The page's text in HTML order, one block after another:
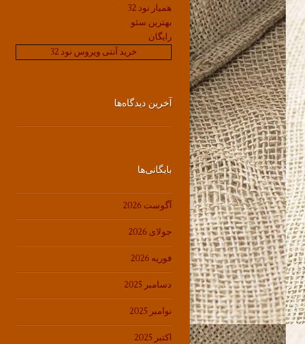
همیار نود 32
بهترین سئو
رایگان
خرید آنتی ویروس نود 32
آخرین دیدگاه‌ها
بایگانی‌ها
آگوست 2026
جولای 2026
فوریه 2026
دسامبر 2025
نوامبر 2025
اکتبر 2025